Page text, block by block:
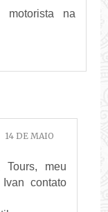
na
14 DE MAIO
meu
contato